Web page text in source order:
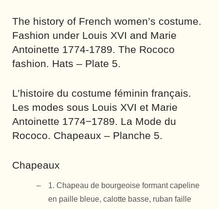
The history of French women’s costume.
Fashion under Louis XVI and Marie
Antoinette 1774-1789. The Rococo
fashion. Hats – Plate 5.
L’histoire du costume féminin français.
Les modes sous Louis XVI et Marie
Antoinette 1774−1789. La Mode du
Rococo. Chapeaux – Planche 5.
Chapeaux
1. Chapeau de bourgeoise formant capeline
en paille bleue, calotte basse, ruban faille